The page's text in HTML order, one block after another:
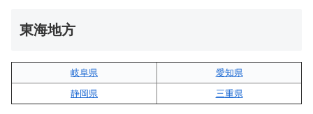
東海地方
岐阜県
愛知県
静岡県
三重県